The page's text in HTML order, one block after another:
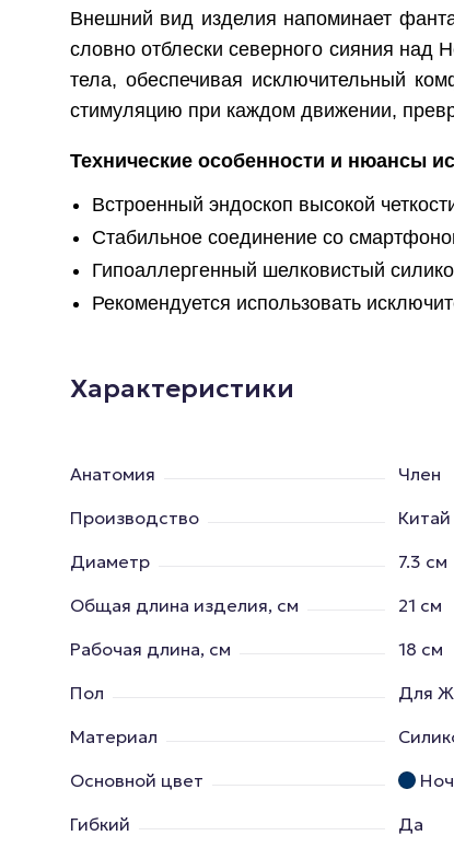
Внешний вид изделия напоминает
словно отблески северного сияния над
тела, обеспечивая исключительный
стимуляцию при каждом движении,
Технические особенности и нюансы
Встроенный эндоскоп высокой
Стабильное соединение со
Гипоаллергенный шелковистый
Рекомендуется использовать
Характеристики
Анатомия
Член
Производство
Китай
Диаметр
7.3 см
Общая длина изделия, см
21 см
Рабочая длина, см
18 см
Пол
Для
Материал
Основной цвет
Гибкий
Да